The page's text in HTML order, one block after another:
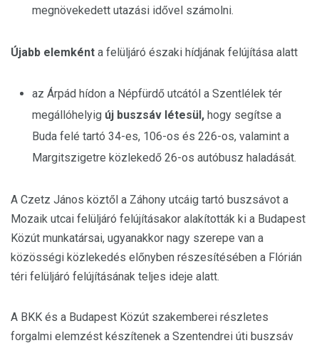
megnövekedett utazási idővel számolni.
Újabb elemként a felüljáró északi hídjának felújítása alatt
az Árpád hídon a Népfürdő utcától a Szentlélek tér
megállóhelyig új buszsáv létesül, hogy segítse a
Buda felé tartó 34-es, 106-os és 226-os, valamint a
Margitszigetre közlekedő 26-os autóbusz haladását.
A Czetz János köztől a Záhony utcáig tartó buszsávot a
Mozaik utcai felüljáró felújításakor alakították ki a Budapest
Közút munkatársai, ugyanakkor nagy szerepe van a
közösségi közlekedés előnyben részesítésében a Flórián
téri felüljáró felújításának teljes ideje alatt.
A BKK és a Budapest Közút szakemberei részletes
forgalmi elemzést készítenek a Szentendrei úti buszsáv